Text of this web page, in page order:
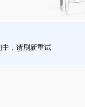
中，请刷新重试